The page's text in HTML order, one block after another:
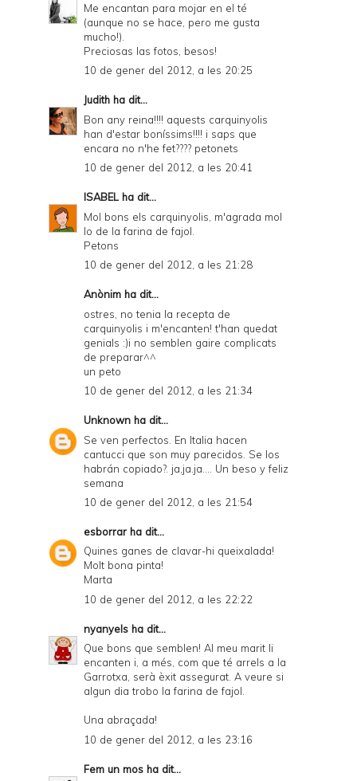
Me encantan para mojar en el té
(aunque no se hace, pero me gusta
mucho!).
Preciosas las fotos, besos!
10 de gener del 2012, a les 20:25
Judith ha dit...
Bon any reina!!!! aquests carquinyolis
han d'estar boníssims!!!! i saps que
encara no n'he fet???? petonets
10 de gener del 2012, a les 20:41
ISABEL ha dit...
Mol bons els carquinyolis, m'agrada mol
lo de la farina de fajol.
Petons
10 de gener del 2012, a les 21:28
Anònim ha dit...
ostres, no tenia la recepta de
carquinyolis i m'encanten! t'han quedat
genials :)i no semblen gaire complicats
de preparar^^
un peto
10 de gener del 2012, a les 21:34
Unknown ha dit...
Se ven perfectos. En Italia hacen
cantucci que son muy parecidos. Se los
habrán copiado?. ja,ja.ja.... Un beso y feliz
semana
10 de gener del 2012, a les 21:54
esborrar ha dit...
Quines ganes de clavar-hi queixalada!
Molt bona pinta!
Marta
10 de gener del 2012, a les 22:22
nyanyels ha dit...
Que bons que semblen! Al meu marit li
encanten i, a més, com que té arrels a la
Garrotxa, serà èxit assegurat. A veure si
algun dia trobo la farina de fajol.
Una abraçada!
10 de gener del 2012, a les 23:16
Fem un mos ha dit...